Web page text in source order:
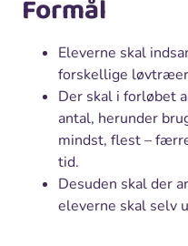
Formål
Eleverne skal
forskellige
Der skal i forløbet
antal, herunder
mindst, flest –
tid.
Desuden skal der
eleverne skal selv